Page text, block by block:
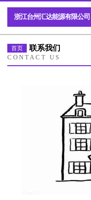
浙江台州汇达能源有限公司
首页 联系我们
CONTACT US